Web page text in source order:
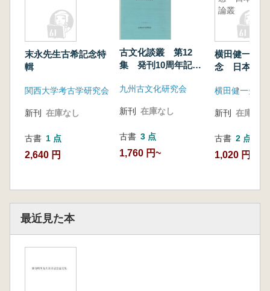
菅谷文則 大峯山寺本生地下出上の黄金仏
竹田政敬 大和三山の成立についての素描
廣岡孝信 軒平瓦紋様の創作と画師F― 古代日
本と中国・朝鮮半島との対比―
平松良雄 瑞籍周鳳と古伯真稽―足利義教像を
めぐって一
浅井允品 「古今長壽の翁の話」について 幕
末大坂の医家。杉本一斎をめぐるF:]題―
奥田尚 狛犬・基礎の石材と石工
別所秀高 河内の村相撲に関するノートー墓
井上主税 朝鮮半島三国時代倭系遺物を副葬す
る古墳の被非者像について一伽耳卜諸国の例
山田隆文 鉄製の問扉‡由招金具について
張宏彦 中国における最古の上器の発現と起源
末永先生古希記念特
輯
関西大学考古学研究会
新刊 在庫なし
古書 1 点
2,640 円
古文化談叢 第12
集 発刊10周年記念
九州古文化研究会
新刊 在庫なし
古書 3 点
1,760 円~
論叢
横田健一先
念 日本史論
新刊 在庫なし
古書 2 点
1,020 円~
最近見た本